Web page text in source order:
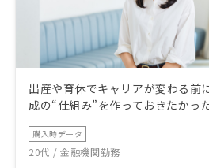
出産や育休でキャリアが変わる前
成の“仕組み”を作っておきたかった
購入時データ
20代 / 金融機関勤務